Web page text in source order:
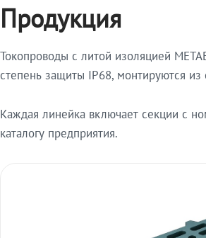
Продукция
Токопроводы с литой изоляцией
степень защиты IP68, монтируются
Каждая линейка включает секции с
каталогу предприятия.